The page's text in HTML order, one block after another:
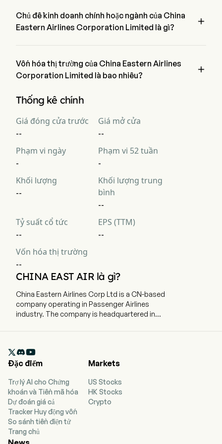
Chủ đề kinh doanh chính hoặc ngành của China
Eastern Airlines Corporation Limited là gì?

Vốn hóa thị trường của China Eastern Airlines
Corporation Limited là bao nhiêu?

Corporation Limited là $NaN
Thống kê chính
Giá đóng cửa trước
--
Giá mở cửa
--
Phạm vi ngày
-
Phạm vi 52 tuần
-
Khối lượng
--
Khối lượng trung
bình
--
Tỷ suất cổ tức
--
EPS (TTM)
--
Vốn hóa thị trường
--
CHINA EAST AIR là gì?
China Eastern Airlines Corp Ltd is a CN-based
company operating in Passenger Airlines
industry. The company is headquartered in
principally engaged in the operation of civil
aviation. The firm is primarily engaged in the
other extended transportation services. The
firm primarily operates its businesses through
two segments. Airline Transportation
Operations segment mainly comprises the
provision of passenger, cargo, mail delivery and
ground service. Other Operations segment

Đặc điểm
Trợ lý AI cho Chứng
khoán và Tiền mã hóa
Dự đoán giá cả
Tracker Huy động vốn
So sánh tiền điện tử
Trang chủ
Markets
US Stocks
HK Stocks
Crypto